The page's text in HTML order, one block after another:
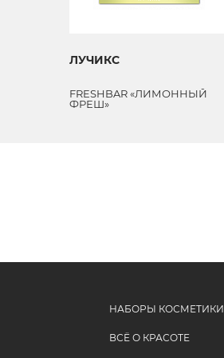
ЛУЧИКС
FRESHBAR «ЛИМОННЫЙ
ФРЕШ»
НАБОРЫ КОСМЕТИКИ
ВСЁ О КРАСОТЕ